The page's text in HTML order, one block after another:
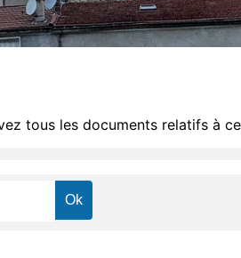
tous les documents relatifs à